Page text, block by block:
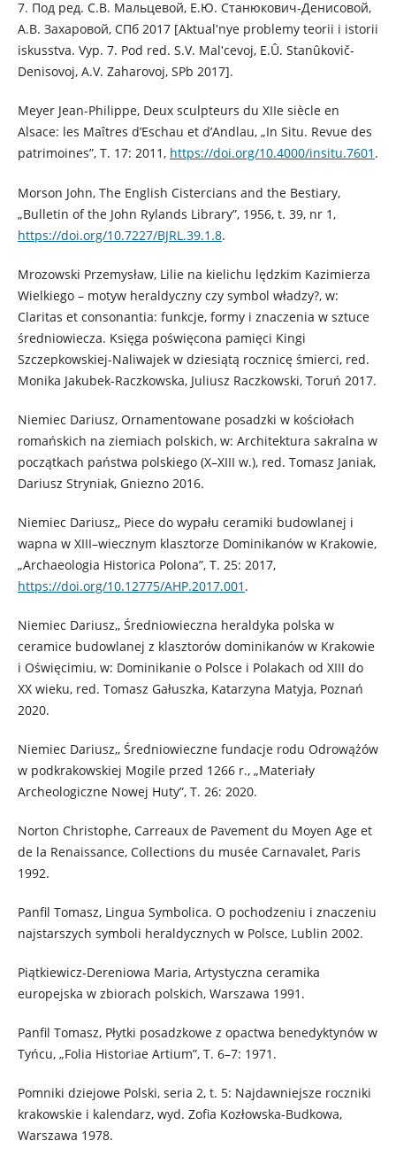
7. Под ред. С.В. Мальцевой, Е.Ю. Станюкович-Денисовой,
А.В. Захаровой, СПб 2017 [Aktualʹnye problemy teorii i istorii
iskusstva. Vyp. 7. Pod red. S.V. Malʹcevoj, E.Û. Stanûkovič-
Denisovoj, A.V. Zaharovoj, SPb 2017].
Meyer Jean-Philippe, Deux sculpteurs du XIIe siècle en
Alsace: les Maîtres d’Eschau et d’Andlau, „In Situ. Revue des
patrimoines”, T. 17: 2011, https://doi.org/10.4000/insitu.7601 .
Morson John, The English Cistercians and the Bestiary,
„Bulletin of the John Rylands Library”, 1956, t. 39, nr 1,
https://doi.org/10.7227/BJRL.39.1.8.
Mrozowski Przemysław, Lilie na kielichu lędzkim Kazimierza
Wielkiego – motyw heraldyczny czy symbol władzy?, w:
Claritas et consonantia: funkcje, formy i znaczenia w sztuce
średniowiecza. Księga poświęcona pamięci Kingi
Szczepkowskiej-Naliwajek w dziesiątą rocznicę śmierci, red.
Monika Jakubek-Raczkowska, Juliusz Raczkowski, Toruń 2017.
Niemiec Dariusz, Ornamentowane posadzki w kościołach
romańskich na ziemiach polskich, w: Architektura sakralna w
początkach państwa polskiego (X–XIII w.), red. Tomasz Janiak,
Dariusz Stryniak, Gniezno 2016.
Niemiec Dariusz,, Piece do wypału ceramiki budowlanej i
wapna w XIII–wiecznym klasztorze Dominikanów w Krakowie,
„Archaeologia Historica Polona”, T. 25: 2017,
https://doi.org/10.12775/AHP.2017.001 .
Niemiec Dariusz,, Średniowieczna heraldyka polska w
ceramice budowlanej z klasztorów dominikanów w Krakowie
i Oświęcimiu, w: Dominikanie o Polsce i Polakach od XIII do
XX wieku, red. Tomasz Gałuszka, Katarzyna Matyja, Poznań
2020.
Niemiec Dariusz,, Średniowieczne fundacje rodu Odrowążów
w podkrakowskiej Mogile przed 1266 r., „Materiały
Archeologiczne Nowej Huty”, T. 26: 2020.
Norton Christophe, Carreaux de Pavement du Moyen Age et
de la Renaissance, Collections du musée Carnavalet, Paris
1992.
Panfil Tomasz, Lingua Symbolica. O pochodzeniu i znaczeniu
najstarszych symboli heraldycznych w Polsce, Lublin 2002.
Piątkiewicz-Dereniowa Maria, Artystyczna ceramika
europejska w zbiorach polskich, Warszawa 1991.
Panfil Tomasz, Płytki posadzkowe z opactwa benedyktynów w
Tyńcu, „Folia Historiae Artium”, T. 6–7: 1971.
Pomniki dziejowe Polski, seria 2, t. 5: Najdawniejsze roczniki
krakowskie i kalendarz, wyd. Zofia Kozłowska-Budkowa,
Warszawa 1978.